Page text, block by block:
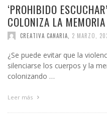
‘PROHIBIDO
COLONIZA LA
CREATIVA CANARIA 2 MARZO,
¿Se puede evitar que la
silenciarse los cuerpos y la
colonizando …
Leer más